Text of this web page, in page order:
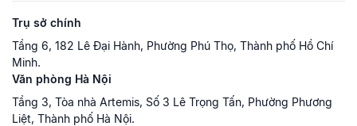
Trụ sở chính
Tầng 6, 182 Lê Đại Hành, Phường Phú Thọ, Thành phố Hồ Chí
Minh.
Văn phòng Hà Nội
Tầng 3, Tòa nhà Artemis, Số 3 Lê Trọng Tấn, Phường Phương
Liệt, Thành phố Hà Nội.